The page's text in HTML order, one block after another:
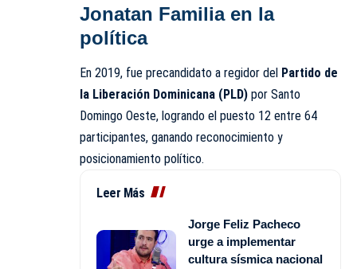
Jonatan Familia en la
política
En 2019, fue precandidato a regidor del Partido de
la Liberación Dominicana (PLD) por Santo
Domingo Oeste, logrando el puesto 12 entre 64
participantes, ganando reconocimiento y
posicionamiento político.
Leer Más
Jorge Feliz Pacheco
urge a implementar
cultura sísmica nacional